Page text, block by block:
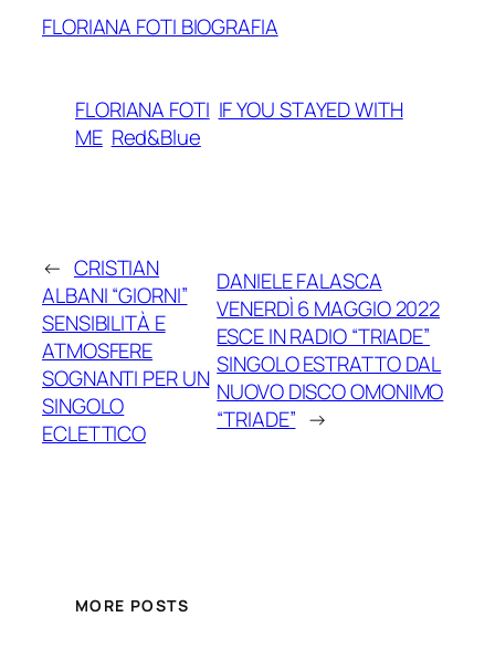
FLORIANA FOTI BIOGRAFIA
FLORIANA FOTI IF YOU STAYED WITH
ME Red&Blue
← CRISTIAN
ALBANI “GIORNI”
SENSIBILITÀ E
ATMOSFERE
SOGNANTI PER UN
SINGOLO
ECLETTICO
DANIELE FALASCA
VENERDÌ 6 MAGGIO 2022
ESCE IN RADIO “TRIADE”
SINGOLO ESTRATTO DAL
NUOVO DISCO OMONIMO
“TRIADE” →
MORE POSTS